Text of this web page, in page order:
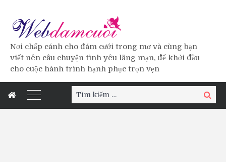
Nơi chấp cánh cho đám cưới trong mơ và cùng bạn
viết nên câu chuyện tình yêu lãng mạn, để khởi đầu
cho cuộc hành trình hạnh phục trọn vẹn
Tìm
kiếm:
Tìm
kiếm